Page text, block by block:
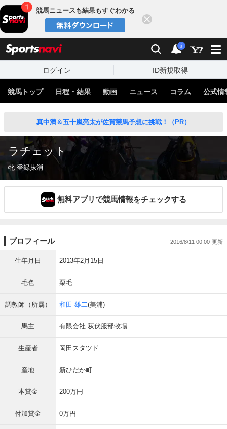
競馬ニュースも結果もすぐわかる
検索 通知
i
ログイン ID新規取得
競馬トップ 日程・結果 動画 ニュース コラム 公式情
真中満＆五十嵐亮太が佐賀競馬予想に挑戦！（PR）
ラチェット
牝 登録抹消
無料アプリで競馬情報をチェックする
プロフィール 2016/8/11 00:00
生年月日 2013年2月15日
毛色 栗毛
調教師（所属） 和田 雄二(美浦)
馬主 有限会社 荻伏服部牧場
生産者 岡田スタツド
産地 新ひだか町
本賞金 200万円
付加賞金 0万円